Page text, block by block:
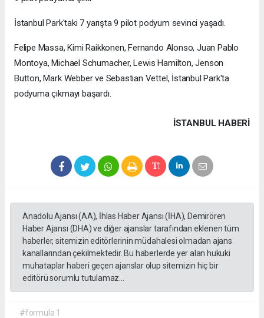
İstanbul Park'taki 7 yarışta 9 pilot podyum sevinci yaşadı.
Felipe Massa, Kimi Raikkonen, Fernando Alonso, Juan Pablo
Montoya, Michael Schumacher, Lewis Hamilton, Jenson
Button, Mark Webber ve Sebastian Vettel, İstanbul Park'ta
podyuma çıkmayı başardı.
İSTANBUL HABERİ
Anadolu Ajansı (AA), İhlas Haber Ajansı (İHA), Demirören
Haber Ajansı (DHA) ve diğer ajanslar tarafından eklenen tüm
haberler, sitemizin editörlerinin müdahalesi olmadan ajans
kanallarından çekilmektedir. Bu haberlerde yer alan hukuki
muhataplar haberi geçen ajanslar olup sitemizin hiç bir
editörü sorumlu tutulamaz...
#formula 1